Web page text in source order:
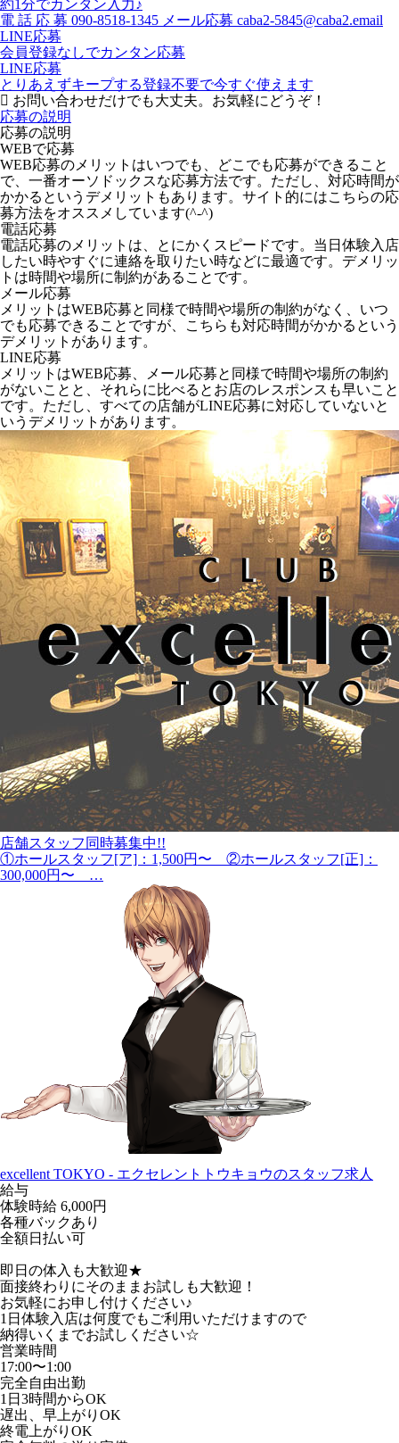
約1分でカンタン入力♪
電 話 応 募 090-8518-1345 メール応募 caba2-5845@caba2.email
LINE応募
会員登録なしでカンタン応募
LINE応募
とりあえずキープする登録不要で今すぐ使えます
お問い合わせだけでも大丈夫。お気軽にどうぞ！
応募の説明
応募の説明
WEBで応募
WEB応募のメリットはいつでも、どこでも応募ができること
で、一番オーソドックスな応募方法です。ただし、対応時間が
かかるというデメリットもあります。サイト的にはこちらの応
募方法をオススメしています(^-^)
電話応募
電話応募のメリットは、とにかくスピードです。当日体験入店
したい時やすぐに連絡を取りたい時などに最適です。デメリッ
トは時間や場所に制約があることです。
メール応募
メリットはWEB応募と同様で時間や場所の制約がなく、いつ
でも応募できることですが、こちらも対応時間がかかるという
デメリットがあります。
LINE応募
メリットはWEB応募、メール応募と同様で時間や場所の制約
がないことと、それらに比べるとお店のレスポンスも早いこと
です。ただし、すべての店舗がLINE応募に対応していないと
いうデメリットがあります。
店舗スタッフ同時募集中!!
①ホールスタッフ[ア]：1,500円〜 ②ホールスタッフ[正]：
300,000円〜 …
excellent TOKYO - エクセレントトウキョウのスタッフ求人
給与
体験時給 6,000円
各種バックあり
全額日払い可
即日の体入も大歓迎★
面接終わりにそのままお試しも大歓迎！
お気軽にお申し付けください♪
1日体験入店は何度でもご利用いただけますので
納得いくまでお試しください☆
営業時間
17:00〜1:00
完全自由出勤
1日3時間からOK
遅出、早上がりOK
終電上がりOK